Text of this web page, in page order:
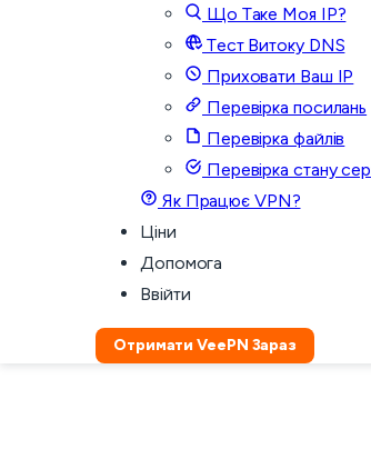
Що Таке Моя IP?
Тест Витоку DNS
Приховати Ваш IP
Перевірка посилань
Перевірка файлів
Перевірка стану
Як Працює VPN?
Ціни
Допомога
Ввійти
Отримати VeePN Зараз